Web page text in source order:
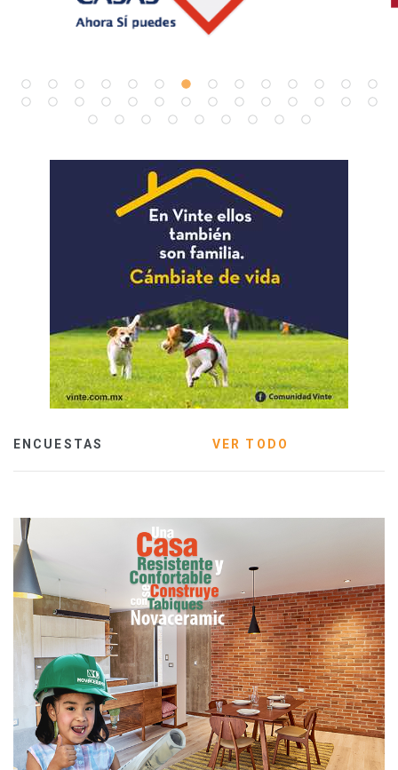
ENCUESTAS VER TODO